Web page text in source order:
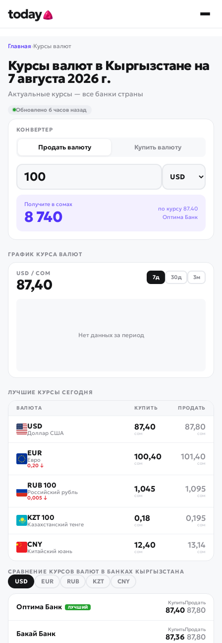
Главная›Курсы валют
Курсы валют в Кыргызстане на
7 августа 2026 г.
Актуальные курсы — все банки страны
Обновлено 6 часов назад
КОНВЕРТЕР
Продать валюту Купить валюту
Получите в сомах
8 740 по курсу 87.40
Оптима Банк
ГРАФИК КУРСА ВАЛЮТ
USD / СОМ
87,40 7д 30д 3м
Нет данных за период
ЛУЧШИЕ КУРСЫ СЕГОДНЯ
ВАЛЮТА КУПИТЬ ПРОДАТЬ
USD
Доллар США
87,40
сом
87,80
сом
EUR
Евро
0,20 ↓
100,40
сом
101,40
сом
RUB 100
Российский рубль
0,005 ↓
1,045
сом
1,095
сом
KZT 100
Казахстанский тенге
0,18
сом
0,195
сом
CNY
Китайский юань
12,40
сом
13,14
сом
СРАВНЕНИЕ КУРСОВ ВАЛЮТ В БАНКАХ КЫРГЫЗСТАНА
USD EUR RUB KZT CNY
Оптима Банк ЛУЧШИЙ
Купить
87,40
Продать
87,80
Бакай Банк Купить
87,36
Продать
87,80